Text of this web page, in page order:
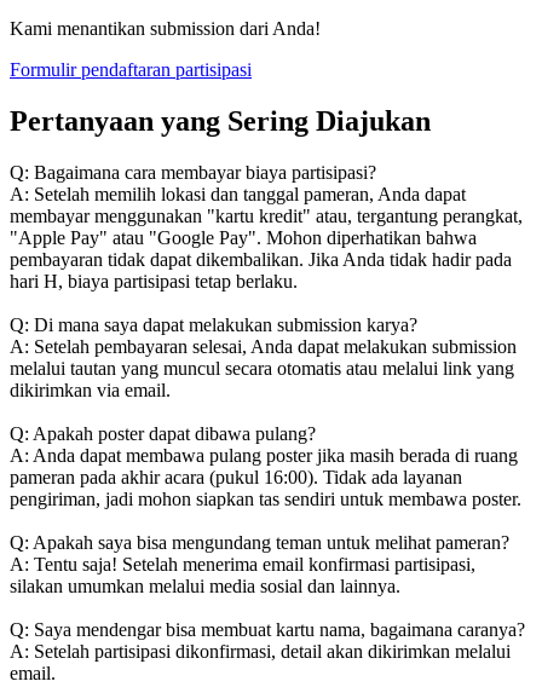
Kami menantikan submission dari Anda!
Formulir pendaftaran partisipasi
Pertanyaan yang Sering Diajukan
Q: Bagaimana cara membayar biaya partisipasi?
A: Setelah memilih lokasi dan tanggal pameran, Anda dapat
membayar menggunakan "kartu kredit" atau, tergantung perangkat,
"Apple Pay" atau "Google Pay". Mohon diperhatikan bahwa
pembayaran tidak dapat dikembalikan. Jika Anda tidak hadir pada
hari H, biaya partisipasi tetap berlaku.
Q: Di mana saya dapat melakukan submission karya?
A: Setelah pembayaran selesai, Anda dapat melakukan submission
melalui tautan yang muncul secara otomatis atau melalui link yang
dikirimkan via email.
Q: Apakah poster dapat dibawa pulang?
A: Anda dapat membawa pulang poster jika masih berada di ruang
pameran pada akhir acara (pukul 16:00). Tidak ada layanan
pengiriman, jadi mohon siapkan tas sendiri untuk membawa poster.
Q: Apakah saya bisa mengundang teman untuk melihat pameran?
A: Tentu saja! Setelah menerima email konfirmasi partisipasi,
silakan umumkan melalui media sosial dan lainnya.
Q: Saya mendengar bisa membuat kartu nama, bagaimana caranya?
A: Setelah partisipasi dikonfirmasi, detail akan dikirimkan melalui
email.